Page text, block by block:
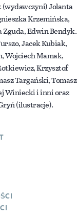
Jolanta
Krzemińska,
Edwin Bendyk.
Jacek Kubiak,
Wojciech Mamak,
Krzysztof
Targański, Tomasz
Winiecki i inni oraz
(ilustracje).